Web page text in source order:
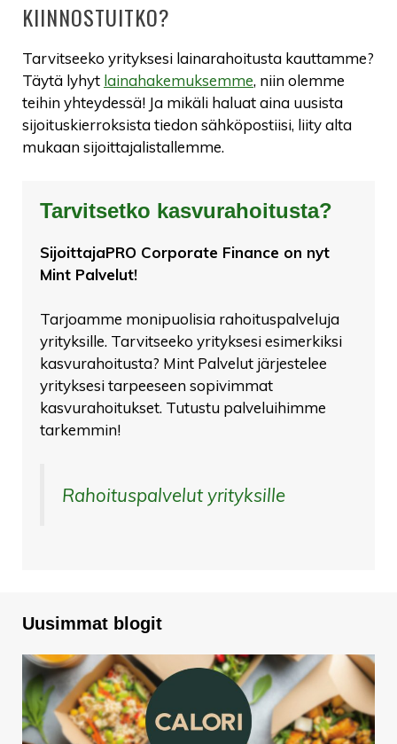
KIINNOSTUITKO?
Tarvitseeko yrityksesi lainarahoitusta kauttamme?
Täytä lyhyt lainahakemuksemme, niin olemme
teihin yhteydessä! Ja mikäli haluat aina uusista
sijoituskierroksista tiedon sähköpostiisi, liity alta
mukaan sijoittajalistallemme.
Tarvitsetko kasvurahoitusta?
SijoittajaPRO Corporate Finance on nyt
Mint Palvelut!
Tarjoamme monipuolisia rahoituspalveluja
yrityksille. Tarvitseeko yrityksesi esimerkiksi
kasvurahoitusta? Mint Palvelut järjestelee
yrityksesi tarpeeseen sopivimmat
kasvurahoitukset. Tutustu palveluihimme
tarkemmin!
Rahoituspalvelut yrityksille
Uusimmat blogit